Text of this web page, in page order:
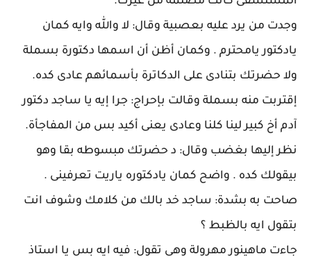
وجدت من يرد عليه بعصبية وقال: لا والله وايه كمان
يادكتور يامحترم . وكمان أظن أن اسمها دكتورة بسملة
ولا حضرتك بتنادى على الدكاترة بأسمائهم عادى كده.
إقتربت منه بسملة وقالت بإحراج: جرا إيه يا ساجد دكتور
آدم أخ كبير لينا كلنا وعادى يعنى أكيد بس من المفاجأة.
نظر إليها بغضب وقال: د حضرتك مبسوطه بقا وهو
بيقولك كده . واضح كمان يادكتوره ياريت تعرفينى .
صاحت به بشدة: ساجد خد بالك من كلامك وشوف انت
بتقول ايه بالظبط ؟
جاءت ماهينور مهرولة وهى تقول: فيه ايه بس يا استاذ